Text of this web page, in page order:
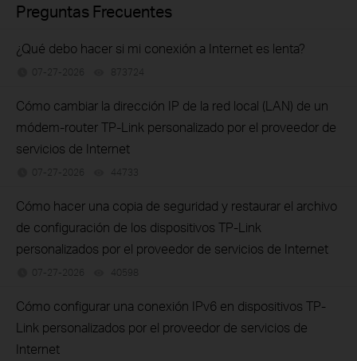
Preguntas Frecuentes
¿Qué debo hacer si mi conexión a Internet es lenta?
07-27-2026 873724
Cómo cambiar la dirección IP de la red local (LAN) de un
módem-router TP-Link personalizado por el proveedor de
servicios de Internet
07-27-2026 44733
Cómo hacer una copia de seguridad y restaurar el archivo
de configuración de los dispositivos TP-Link
personalizados por el proveedor de servicios de Internet
07-27-2026 40598
Cómo configurar una conexión IPv6 en dispositivos TP-
Link personalizados por el proveedor de servicios de
Internet